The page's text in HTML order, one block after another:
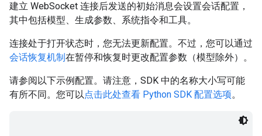
建立 WebSocket 连接后发送的初始消息会设置会话配置，
其中包括模型、生成参数、系统指令和工具。
连接处于打开状态时，您无法更新配置。不过，您可以通过
会话恢复机制在暂停和恢复时更改配置参数（模型除外）。
请参阅以下示例配置。请注意，SDK 中的名称大小写可能
有所不同。您可以点击此处查看 Python SDK 配置选项。